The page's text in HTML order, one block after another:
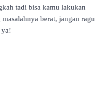
tadi bisa kamu lakukan
berat, jangan ragu
ya!